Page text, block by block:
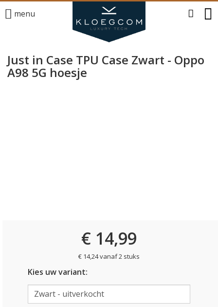
menu
Just in Case TPU Case Zwart - Oppo
A98 5G hoesje
€ 14,99
€ 14,24 vanaf 2 stuks
Kies uw variant: